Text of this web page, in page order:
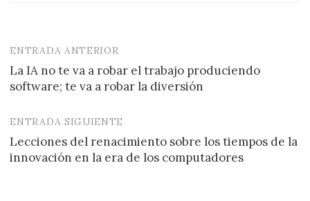
Navegación
de
ENTRADA ANTERIOR
La IA no te va a robar el trabajo produciendo
software; te va a robar la diversión
ENTRADA SIGUIENTE
Lecciones del renacimiento sobre los tiempos de la
innovación en la era de los computadores